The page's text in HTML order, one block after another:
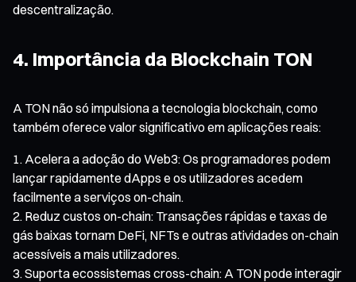
descentralização.
4. Importância da Blockchain TON
A TON não só impulsiona a tecnologia blockchain, como
também oferece valor significativo em aplicações reais:
Acelera a adoção do Web3: Os programadores podem
lançar rapidamente dApps e os utilizadores acedem
facilmente a serviços on-chain.
Reduz custos on-chain: Transações rápidas e taxas de
gás baixas tornam DeFi, NFTs e outras atividades on-chain
acessíveis a mais utilizadores.
Suporta ecossistemas cross-chain: A TON pode interagir